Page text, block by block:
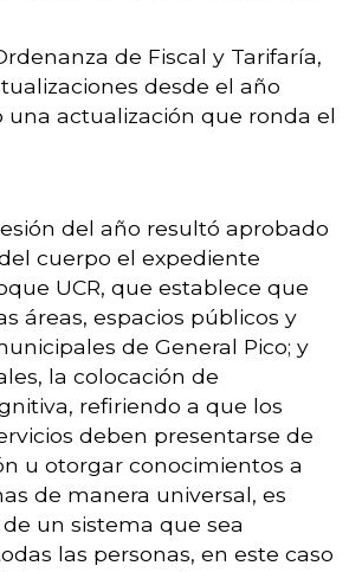
de Fiscal y Tarifaría,
desde el año
una actualización que ronda el
del año resultó aprobado
cuerpo el expediente
UCR, que establece que
áreas, espacios públicos y
de General Pico; y
la colocación de
refiriendo a que los
deben presentarse de
u otorgar conocimientos a
de manera universal, es
un sistema que sea
las personas, en este caso